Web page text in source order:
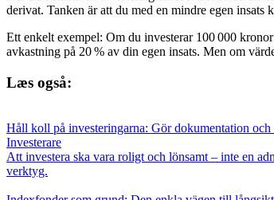
derivat. Tanken är att du med en mindre egen
Ett enkelt exempel: Om du investerar 100 000
avkastning på 20 % av din egen insats. Men om
Læs også:
Håll koll på investeringarna: Gör dokumentation och
Investerare
Att investera ska vara roligt och lönsamt – inte en
verktyg.